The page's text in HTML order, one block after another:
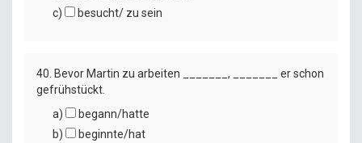
c)
besucht/ zu sein
40. Bevor Martin zu arbeiten _______, _______ er schon
gefrühstückt.
a)
begann/hatte
b)
beginnte/hat